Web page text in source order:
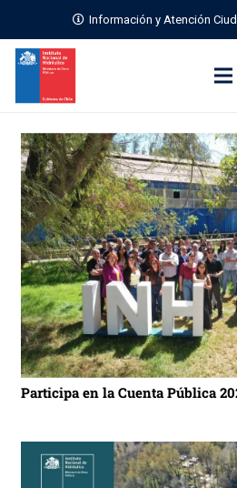
Información y Atención
Participa en la Cuenta Pública